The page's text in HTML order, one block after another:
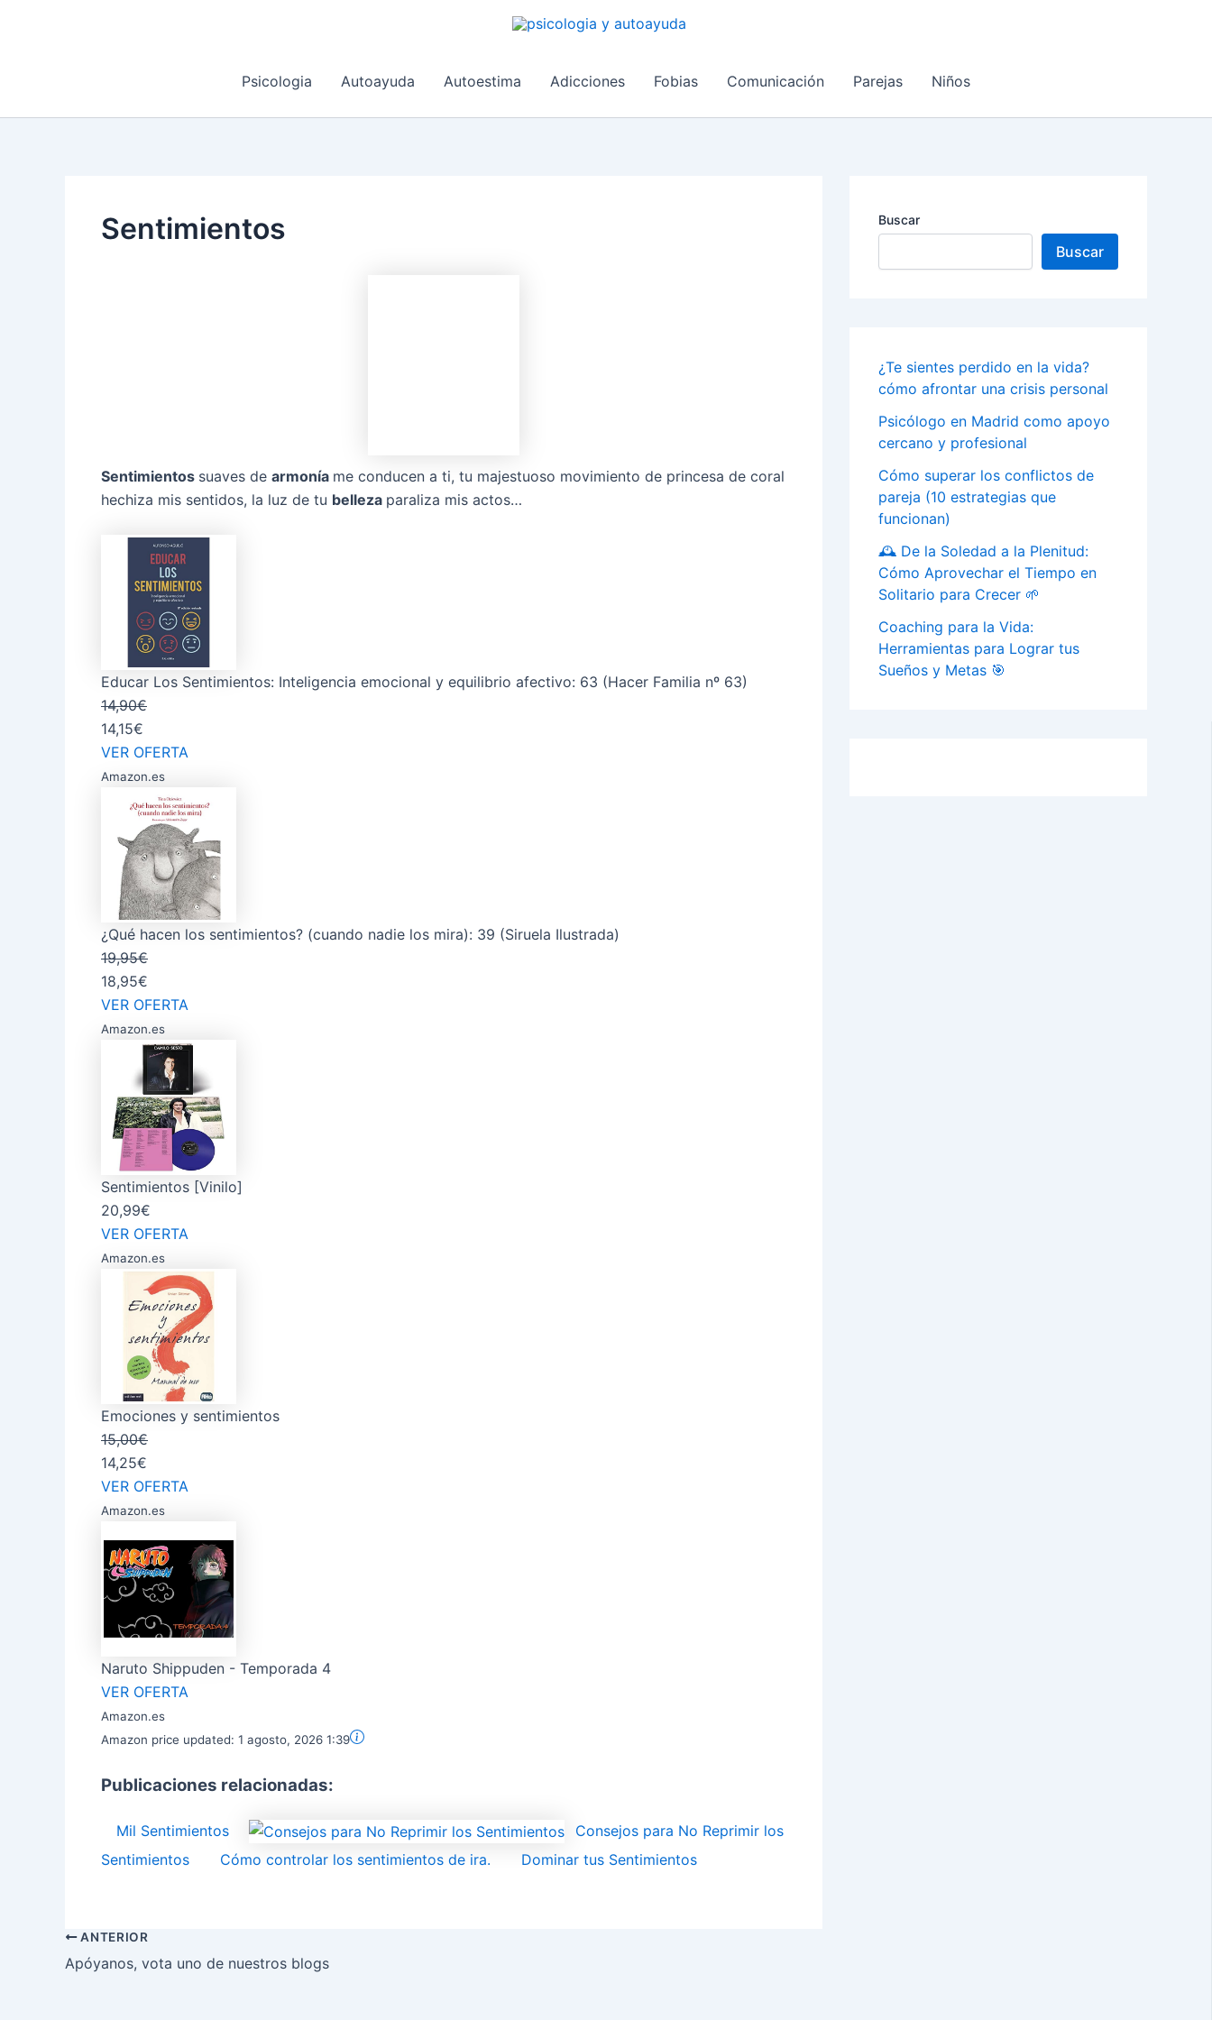
Psicologia
Autoayuda Autoestima Adicciones Fobias Comunicación Parejas Niños
Sentimientos
Sentimientos suaves de armonía me conducen a ti, tu majestuoso movimiento de princesa de coral
hechiza mis sentidos, la luz de tu belleza paraliza mis actos…
Educar Los Sentimientos: Inteligencia emocional y equilibrio afectivo: 63 (Hacer Familia nº 63)
14,90€
14,15€
VER OFERTA
Amazon.es
¿Qué hacen los sentimientos? (cuando nadie los mira): 39 (Siruela Ilustrada)
19,95€
18,95€
VER OFERTA
Amazon.es
Sentimientos [Vinilo]
20,99€
VER OFERTA
Amazon.es
Emociones y sentimientos
15,00€
14,25€
VER OFERTA
Amazon.es
Naruto Shippuden - Temporada 4
VER OFERTA
Amazon.es
Amazon price updated: 1 agosto, 2026 1:39
Publicaciones relacionadas:
Mil Sentimientos
Consejos para No Reprimir los
Sentimientos
Cómo controlar los sentimientos de ira. Dominar tus Sentimientos
ANTERIOR
Apóyanos, vota uno de nuestros blogs
Buscar
Buscar
¿Te sientes perdido en la vida?
cómo afrontar una crisis personal
Psicólogo en Madrid como apoyo
cercano y profesional
Cómo superar los conflictos de
pareja (10 estrategias que
funcionan)
🕰️ De la Soledad a la Plenitud:
Cómo Aprovechar el Tiempo en
Solitario para Crecer 🌱
Coaching para la Vida:
Herramientas para Lograr tus
Sueños y Metas 🎯